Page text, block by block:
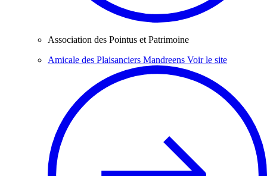
Association des Pointus et Patrimoine
Amicale des Plaisanciers Mandreens Voir le site